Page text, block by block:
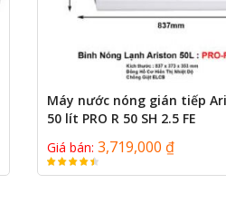
Máy nước nóng gián tiếp
50 lít PRO R 50 SH 2.5 FE
Giá bán: 3,719,000 ₫